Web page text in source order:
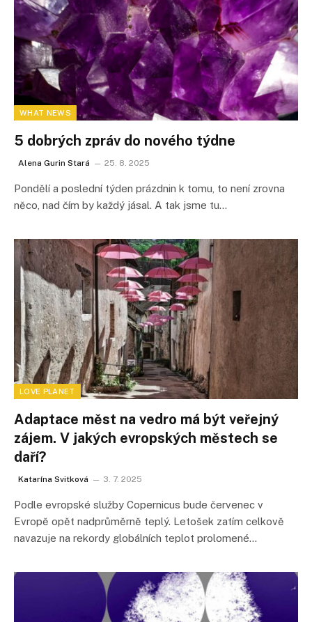
WHAT NEWS
5 dobrých zpráv do nového týdne
Alena Gurin Stará 25. 8. 2025
Pondělí a poslední týden prázdnin k tomu, to není zrovna
něco, nad čím by každý jásal. A tak jsme tu…
LOVE PLANET
Adaptace měst na vedro má být veřejný
zájem. V jakých evropských městech se
daří?
Katarína Svitková 3. 7. 2025
Podle evropské služby Copernicus bude červenec v
Evropě opět nadprůměrně teplý. Letošek zatím celkově
navazuje na rekordy globálních teplot prolomené…